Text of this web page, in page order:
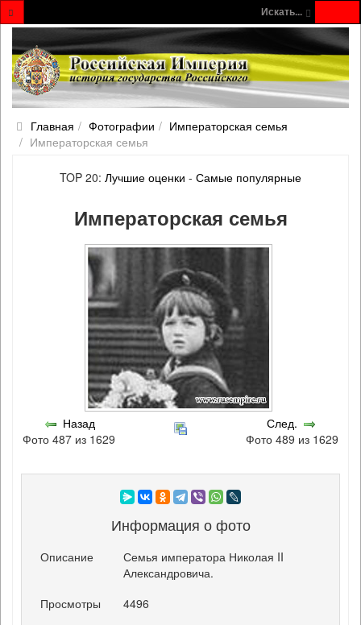
Искать...
Главная Фотографии
Императорская семья
Императорская семья
TOP 20: Лучшие оценки - Самые популярные
Императорская семья
Назад
Фото 487 из 1629
След.
Фото 489 из 1629
Информация о фото
Описание
Семья императора Николая II
Александровича.
Просмотры
4496